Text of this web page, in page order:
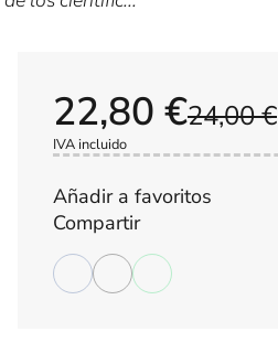
24,00 €
22,80 €
IVA incluido
Añadir a favoritos
Compartir